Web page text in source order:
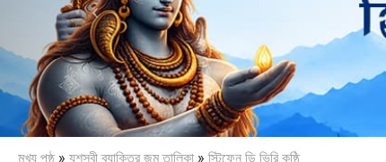
মুখ্য পৃষ্ঠ » যশস্বী ব্যাক্তির জন্ম তালিকা » স্টিফেন ডি ভিরি কুষ্ঠি